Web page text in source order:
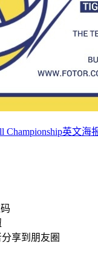
Championship英文海
享到朋友圈